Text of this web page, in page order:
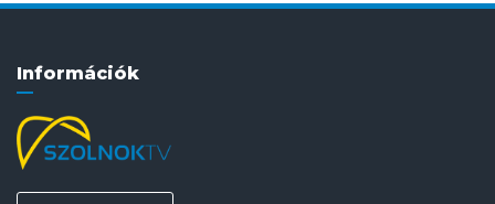
Információk